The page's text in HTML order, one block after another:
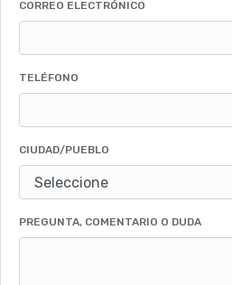
CORREO ELECTRÓNICO
TELÉFONO
CIUDAD/PUEBLO
PREGUNTA, COMENTARIO O DUDA